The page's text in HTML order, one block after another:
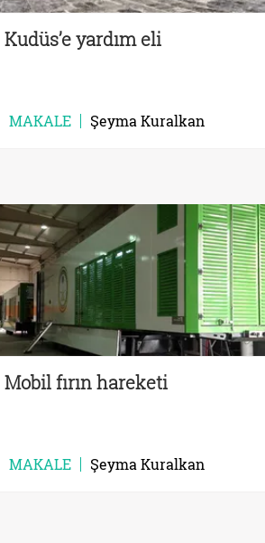
Kudüs’e yardım eli
MAKALE Şeyma Kuralkan
Mobil fırın hareketi
MAKALE Şeyma Kuralkan